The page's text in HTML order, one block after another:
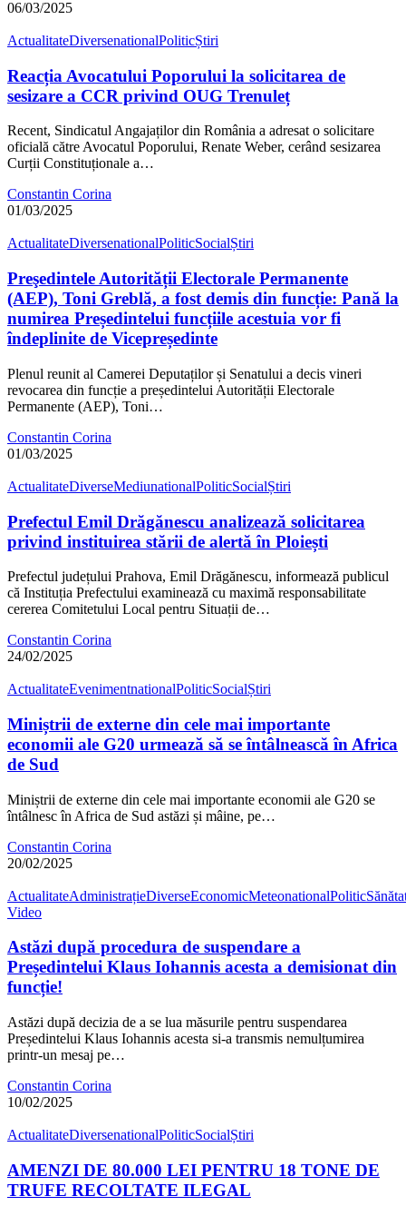
06/03/2025
ActualitateDiversenationalPoliticȘtiri
Reacția Avocatului Poporului la solicitarea de
sesizare a CCR privind OUG Trenuleț
Recent, Sindicatul Angajaților din România a adresat o solicitare
oficială către Avocatul Poporului, Renate Weber, cerând sesizarea
Curții Constituționale a…
Constantin Corina
01/03/2025
ActualitateDiversenationalPoliticSocialȘtiri
Preşedintele Autorității Electorale Permanente
(AEP), Toni Greblă, a fost demis din funcție: Pană la
numirea Președintelui funcțiile acestuia vor fi
îndeplinite de Vicepreședinte
Plenul reunit al Camerei Deputaților și Senatului a decis vineri
revocarea din funcție a președintelui Autorității Electorale
Permanente (AEP), Toni…
Constantin Corina
01/03/2025
ActualitateDiverseMediunationalPoliticSocialȘtiri
Prefectul Emil Drăgănescu analizează solicitarea
privind instituirea stării de alertă în Ploiești
Prefectul județului Prahova, Emil Drăgănescu, informează publicul
că Instituția Prefectului examinează cu maximă responsabilitate
cererea Comitetului Local pentru Situații de…
Constantin Corina
24/02/2025
ActualitateEvenimentnationalPoliticSocialȘtiri
Miniștrii de externe din cele mai importante
economii ale G20 urmează să se întâlnească în Africa
de Sud
Miniștrii de externe din cele mai importante economii ale G20 se
întâlnesc în Africa de Sud astăzi și mâine, pe…
Constantin Corina
20/02/2025
ActualitateAdministrațieDiverseEconomicMeteonationalPolitic
Video
Astăzi după procedura de suspendare a
Președintelui Klaus Iohannis acesta a demisionat din
funcție!
Astăzi după decizia de a se lua măsurile pentru suspendarea
Președintelui Klaus Iohannis acesta si-a transmis nemulțumirea
printr-un mesaj pe…
Constantin Corina
10/02/2025
ActualitateDiversenationalPoliticSocialȘtiri
AMENZI DE 80.000 LEI PENTRU 18 TONE DE
TRUFE RECOLTATE ILEGAL